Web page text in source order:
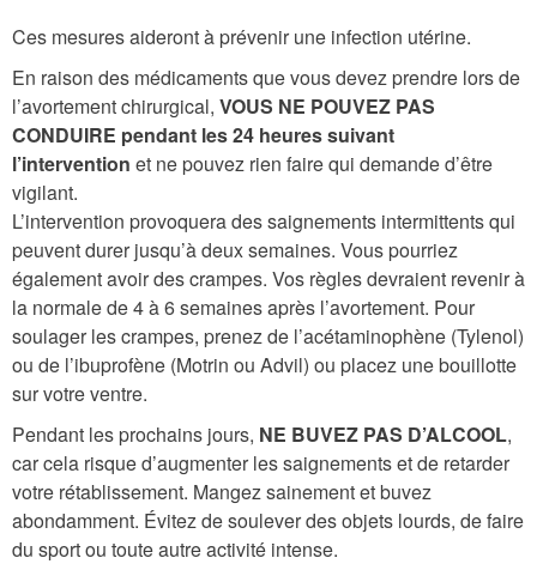
Ces mesures aideront à prévenir une infection utérine.
En raison des médicaments que vous devez prendre lors de
l’avortement chirurgical, VOUS NE POUVEZ PAS
CONDUIRE pendant les 24 heures suivant
l’intervention et ne pouvez rien faire qui demande d’être
vigilant.
L’intervention provoquera des saignements intermittents qui
peuvent durer jusqu’à deux semaines. Vous pourriez
également avoir des crampes. Vos règles devraient revenir à
la normale de 4 à 6 semaines après l’avortement. Pour
soulager les crampes, prenez de l’acétaminophène (Tylenol)
ou de l’ibuprofène (Motrin ou Advil) ou placez une bouillotte
sur votre ventre.
Pendant les prochains jours, NE BUVEZ PAS D’ALCOOL,
car cela risque d’augmenter les saignements et de retarder
votre rétablissement. Mangez sainement et buvez
abondamment. Évitez de soulever des objets lourds, de faire
du sport ou toute autre activité intense.